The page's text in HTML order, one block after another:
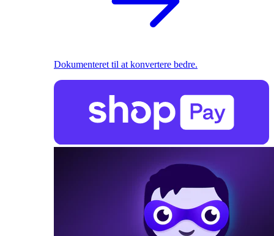
Dokumenteret til at konvertere bedre.